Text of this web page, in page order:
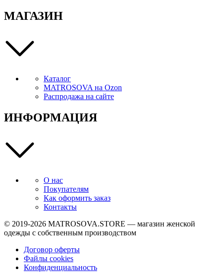
МАГАЗИН
Каталог
MATROSOVA на Ozon
Распродажа на сайте
ИНФОРМАЦИЯ
О нас
Покупателям
Как оформить заказ
Контакты
© 2019-2026 MATROSOVA.STORE — магазин женской
одежды с собственным производством
Договор оферты
Файлы cookies
Конфиденциальность